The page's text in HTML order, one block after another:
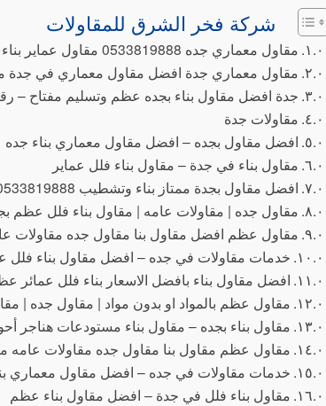
شركة فخر الشرق للمقاولات
مقاول معماري جده 0533819888 مقاول عماير بناء ملاحق فلل هناجر مستودعات جده
مقاول معماري جدة افضل مقاول معماري في جدة
جدة افضل مقاول بناء بجده عظم وتسليم مفتاح – رقم أفضل
مقاولات جدة
افضل مقاول بجده – افضل مقاول معماري بناء جده
مقاول بناء في جدة – مقاول بناء فلل عماير
افضل مقاول بجدة ممتاز بناء وتشطيب 0533819888 مقاول عظم
مقاول جده | مقاولات عامه | مقاول بناء فلل عظم
مقاول عظم افضل مقاول بنا مقاول جده مقاولات
خدمات مقاولات في جده – افضل مقاول بناء
افضل مقاول بناء بافضل الاسعار بناء فلل
مقاول عظم بالمواد او بدون مواد | مقاول جده |
مقاول بناء بجده – مقاول بناء مستودعات هناجر
مقاول عظم مقاول بنا مقاول جده مقاولات
خدمات مقاولات في جده – افضل مقاول معماري
مقاول بناء فلل في جدة – افضل مقاول بناء عظم